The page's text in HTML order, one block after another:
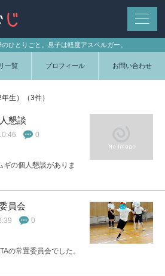
ひとりごと。息子は軽度アスペルガー。
一覧 プロフィール お問い合わせ
生）（3件）
懇談
10:46 0
の個人懇談がありま
員会
0
の常置委員会でした。